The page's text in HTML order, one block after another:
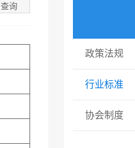
政策法规
行业标准
协会制度